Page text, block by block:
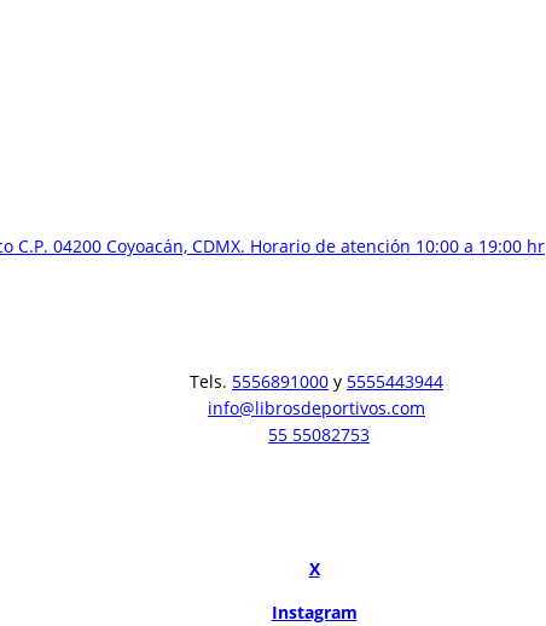
04200 Coyoacán, CDMX. Horario de atención 10:00 a 19:00 hr
Tels. 5556891000 y 5555443944
info@librosdeportivos.com
55 55082753
X
Instagram